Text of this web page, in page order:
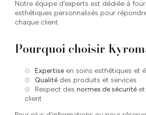
Notre équipe d'experts est dédiée à
esthétiques personnalisés pour
chaque client.
Pourquoi choisir
Expertise en soins esthétiques et
Qualité des produits et services
Respect des normes de sécurité
client